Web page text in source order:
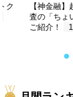
ク
【神金融
査の「ちょ
ご紹介！